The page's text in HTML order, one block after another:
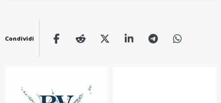
Condividi